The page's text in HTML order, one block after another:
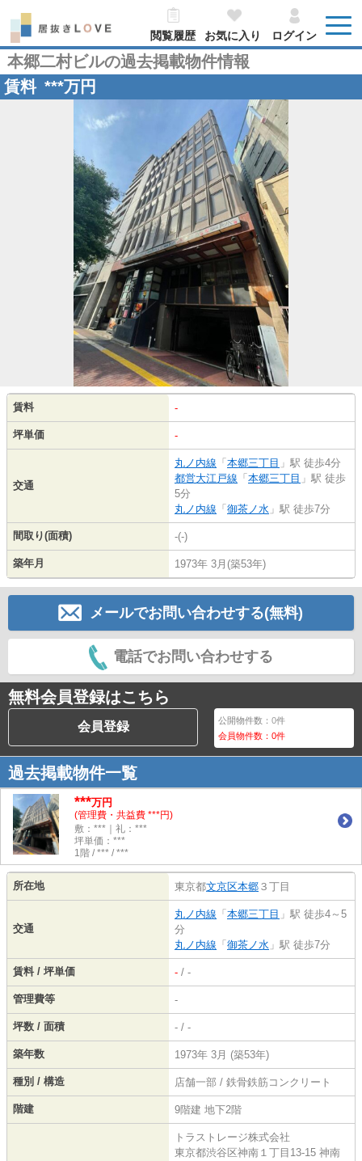
閲覧履歴 お気に入り ログイン
本郷二村ビルの過去掲載物件情報
賃料 ***万円
賃料 -
坪単価 -
交通
丸ノ内線 「 本郷三丁目 」駅 徒歩4分
都営大江戸線 「 本郷三丁目 」駅 徒歩
5分
丸ノ内線 「 御茶ノ水 」駅 徒歩7分
間取り(面積) -(-)
築年月 1973年 3月(築53年)
メールでお問い合わせする(無料)
電話でお問い合わせする
無料会員登録はこちら
会員登録 公開物件数：0件
会員物件数：0件
過去掲載物件一覧
***万円
(管理費・共益費 ***円)
敷：***｜礼：***
坪単価：***
1階 / *** / ***
所在地 東京都文京区本郷 ３丁目
交通
丸ノ内線 「 本郷三丁目 」駅 徒歩4～5
分
丸ノ内線 「 御茶ノ水 」駅 徒歩7分
賃料 / 坪単価 - / -
管理費等 -
坪数 / 面積 - / -
築年数 1973年 3月 (築53年)
種別 / 構造 店舗一部 / 鉄骨鉄筋コンクリート
階建 9階建 地下2階
トラストレージ株式会社
東京都渋谷区神南１丁目13-15 神南